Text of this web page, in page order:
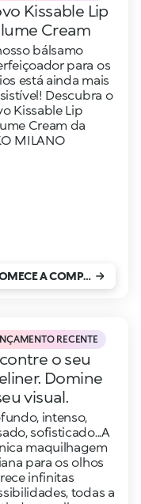
Kissable Lip
Cream
bálsamo
para os
está ainda mais
Descubra o
Kissable Lip
Cream da
MILANO
COMECE A COMPRAR
RECENTE
o seu
Domine
visual.
intenso,
sofisticado...A
maquilhagem
para os olhos
infinitas
todas a